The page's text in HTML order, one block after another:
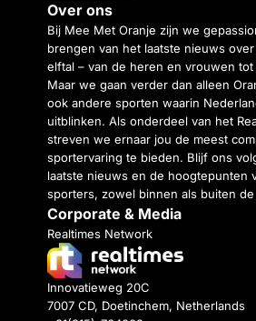
Over ons
Bij Mee Met Oranje zijn we
brengen van het laatste nieuws
elftal – van de heren en vrouwen tot
Maar we gaan verder dan alleen
ook andere sporten waarin
uitblinken. Als onderdeel van het
streven we ernaar jou de meest
sportervaring te bieden. Blijf ons
laatste nieuws en de hoogtepunten
sporters, zowel binnen als buiten
Corporate & Media
Realtimes Network
Innovatieweg 20C
7007 CD, Doetinchem, Netherlands